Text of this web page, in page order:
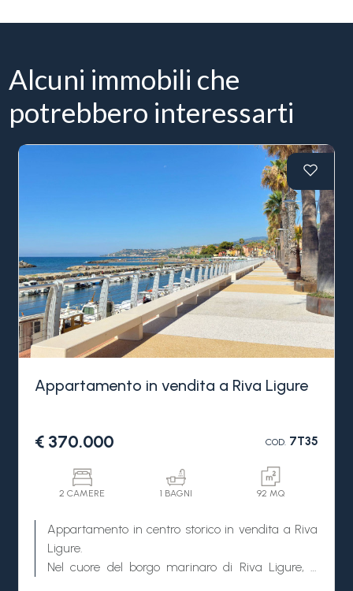
Alcuni immobili che
potrebbero interessarti
Appartamento in vendita a Riva Ligure
€ 370.000 COD.7T35
2 CAMERE 1 BAGNI 92 MQ
Appartamento in centro storico in vendita a Riva
Ligure.
Nel cuore del borgo marinaro di Riva Ligure, a